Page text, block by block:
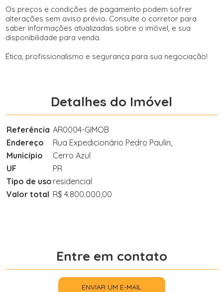
Os preços e condições de pagamento podem sofrer
alterações sem aviso prévio. Consulte o corretor para
saber informações atualizadas sobre o imóvel, e sua
disponibilidade para venda.
Ética, profissionalismo e segurança para sua negociação!
Detalhes do Imóvel
Referência AR0004-GIMOB
Endereço
Rua Expedicionário Pedro Paulin,
Município
Cerro Azul
UF
PR
Tipo de uso residencial
Valor total R$ 4.800.000,00
Entre em contato
ENVIAR UM E-MAIL